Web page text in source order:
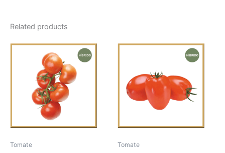
Related products
Tomate Tomate